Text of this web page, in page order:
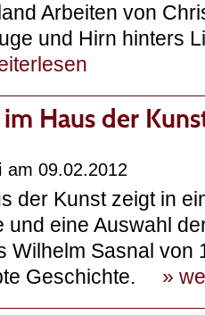
Arbeiten von
und Hirn hinters
Haus der
am 09.02.2012
der Kunst zeigt in
und eine Auswahl
Wilhelm Sasnal von
Geschichte. »